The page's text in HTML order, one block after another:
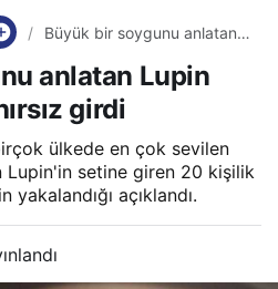
Büyük bir soygunu anlatan
girdi
anlatan Lupin
girdi
ülkede en çok sevilen
Lupin'in setine giren 20 kişilik
yakalandığı açıklandı.